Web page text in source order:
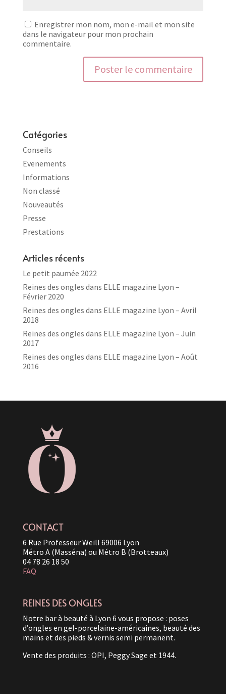
Enregistrer mon nom, mon e-mail et mon site
dans le navigateur pour mon prochain
commentaire.
Catégories
Conseils
Evenements
Informations
Non classé
Nouveautés
Presse
Prestations
Articles récents
Le petit paumée 2022
Reines des ongles dans ELLE magazine Lyon –
Février 2020
Reines des ongles dans ELLE magazine Lyon – Avril
2018
Reines des ongles dans ELLE magazine Lyon – Juin
2017
Reines des ongles dans ELLE magazine Lyon – Août
2016
CONTACT
6 Rue Professeur Weill 69006 Lyon
Métro A (Masséna) ou Métro B (Brotteaux)
04 78 26 18 50
FAQ
REINES DES ONGLES
Notre bar à beauté à Lyon 6 vous propose : poses
d’ongles en gel-porcelaine-américaines, beauté des
mains et des pieds & vernis semi permanent.
Vente des produits : OPI, Peggy Sage et 1944.